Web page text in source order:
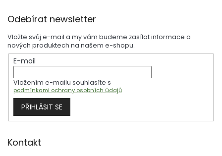
Odebírat newsletter
Vložte svůj e-mail a my vám budeme zasílat informace o
nových produktech na našem e-shopu.
E-mail
Vložením e-mailu souhlasíte s
podmínkami ochrany osobních údajů
PŘIHLÁSIT SE
Kontakt